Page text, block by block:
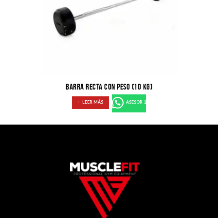
BARRA RECTA CON PESO (10 KG)
LEER MÁS ASESOR 1